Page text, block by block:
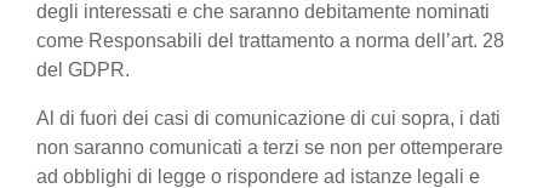
degli interessati e che saranno debitamente nominati
come Responsabili del trattamento a norma dell’art. 28
del GDPR.
Al di fuori dei casi di comunicazione di cui sopra, i dati
non saranno comunicati a terzi se non per ottemperare
ad obblighi di legge o rispondere ad istanze legali e